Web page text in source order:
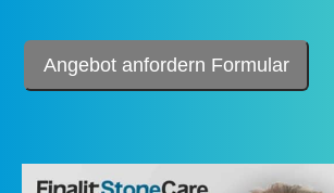
Angebot anfordern Formular